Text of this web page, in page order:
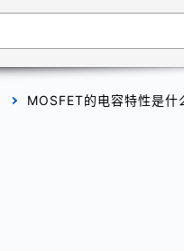
MOSFET的电容特性是什